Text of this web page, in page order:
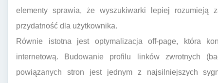
elementy sprawia, że wyszukiwarki lepiej
przydatność dla użytkownika.
Równie istotna jest optymalizacja off-page, która
internetową. Budowanie profilu linków zwrotnych
powiązanych stron jest jednym z najsilniejszych